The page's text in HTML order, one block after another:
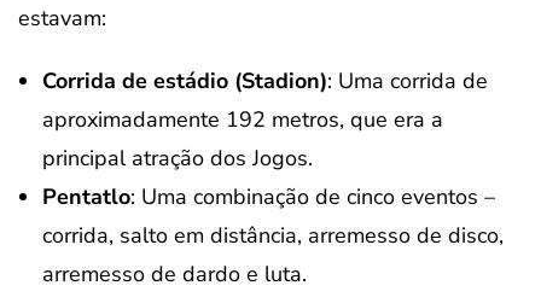
estavam:
Corrida de estádio (Stadion): Uma corrida de
aproximadamente 192 metros, que era a
principal atração dos Jogos.
Pentatlo: Uma combinação de cinco eventos –
corrida, salto em distância, arremesso de disco,
arremesso de dardo e luta.